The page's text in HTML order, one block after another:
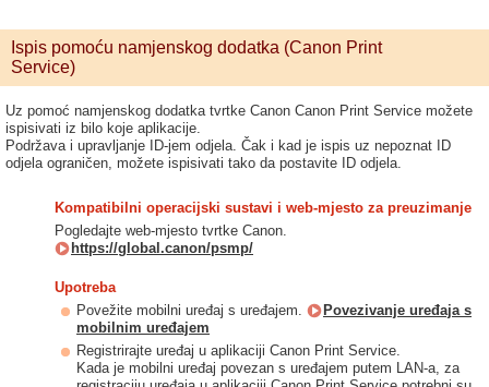
Ispis pomoću namjenskog dodatka (Canon Print
Service)
Uz pomoć namjenskog dodatka tvrtke Canon Canon Print Service možete
ispisivati iz bilo koje aplikacije.
Podržava i upravljanje ID-jem odjela. Čak i kad je ispis uz nepoznat ID
odjela ograničen, možete ispisivati tako da postavite ID odjela.
Kompatibilni operacijski sustavi i web-mjesto za preuzimanje
Pogledajte web-mjesto tvrtke Canon.
https://global.canon/psmp/
Upotreba
Povežite mobilni uređaj s uređajem.
Povezivanje uređaja s
mobilnim uređajem
Registrirajte uređaj u aplikaciji Canon Print Service.
Kada je mobilni uređaj povezan s uređajem putem LAN-a, za